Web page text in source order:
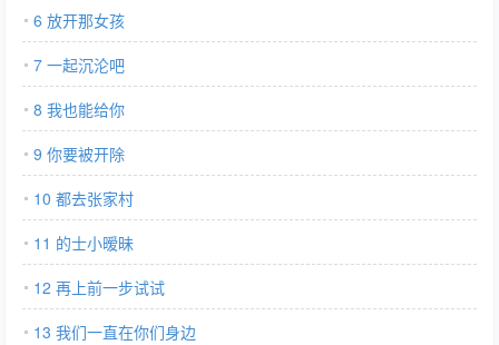
6 放开那女孩
7 一起沉沦吧
8 我也能给你
9 你要被开除
10 都去张家村
11 的士小暧昧
12 再上前一步试试
13 我们一直在你们身边